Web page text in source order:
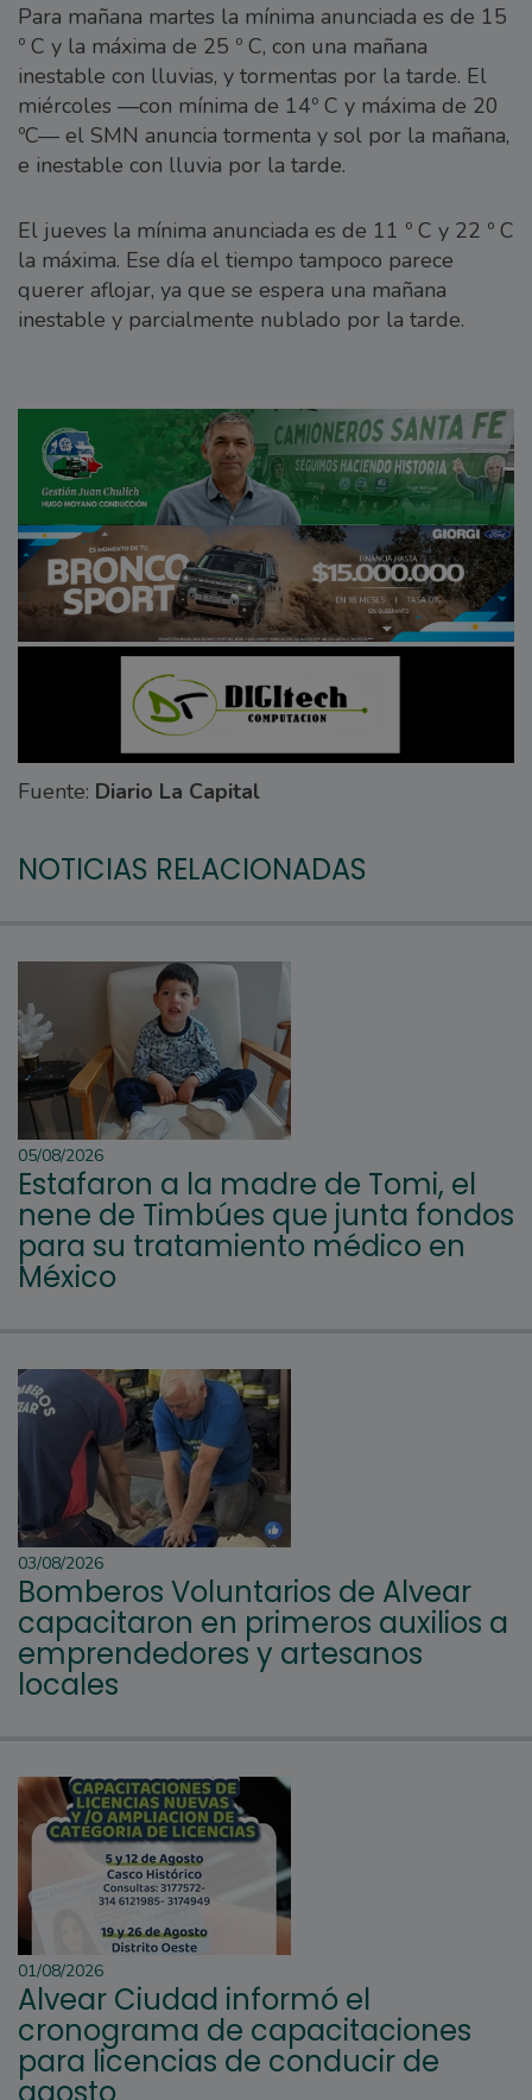
Para mañana martes la mínima anunciada es de 15
º C y la máxima de 25 º C, con una mañana
inestable con lluvias, y tormentas por la tarde. El
miércoles —con mínima de 14º C y máxima de 20
ºC— el SMN anuncia tormenta y sol por la mañana,
e inestable con lluvia por la tarde.
El jueves la mínima anunciada es de 11 º C y 22 º C
la máxima. Ese día el tiempo tampoco parece
querer aflojar, ya que se espera una mañana
inestable y parcialmente nublado por la tarde.
Fuente: Diario La Capital
NOTICIAS RELACIONADAS
05/08/2026
Estafaron a la madre de Tomi, el
nene de Timbúes que junta fondos
para su tratamiento médico en
México
03/08/2026
Bomberos Voluntarios de Alvear
capacitaron en primeros auxilios a
emprendedores y artesanos
locales
01/08/2026
Alvear Ciudad informó el
cronograma de capacitaciones
para licencias de conducir de